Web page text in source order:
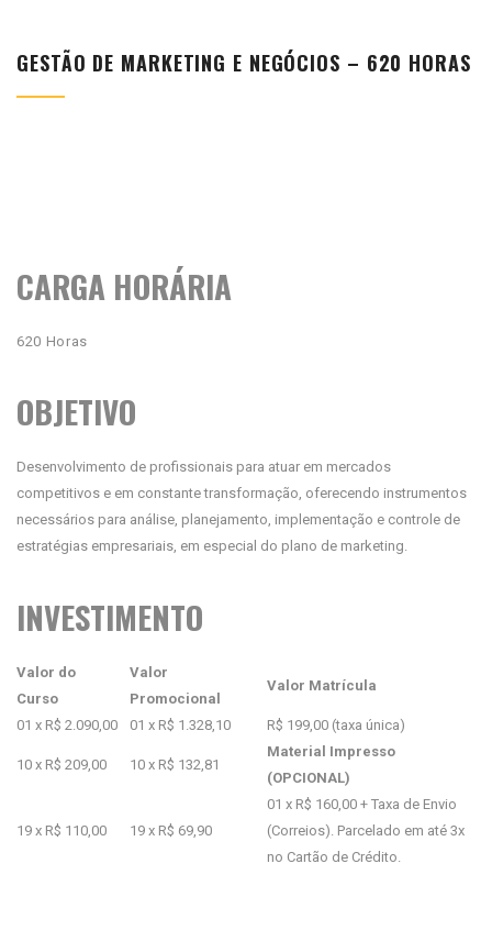
GESTÃO DE MARKETING E NEGÓCIOS – 620 HORAS
CARGA HORÁRIA
620 Horas
OBJETIVO
Desenvolvimento de profissionais para atuar em mercados
competitivos e em constante transformação, oferecendo instrumentos
necessários para análise, planejamento, implementação e controle de
estratégias empresariais, em especial do plano de marketing.
INVESTIMENTO
Valor do
Curso
Valor
Promocional
Valor Matrícula
01 x R$ 2.090,00 01 x R$ 1.328,10 R$ 199,00 (taxa única)
10 x R$ 209,00 10 x R$ 132,81
Material Impresso
(OPCIONAL)
19 x R$ 110,00 19 x R$ 69,90
01 x R$ 160,00 + Taxa de Envio
(Correios). Parcelado em até 3x
no Cartão de Crédito.